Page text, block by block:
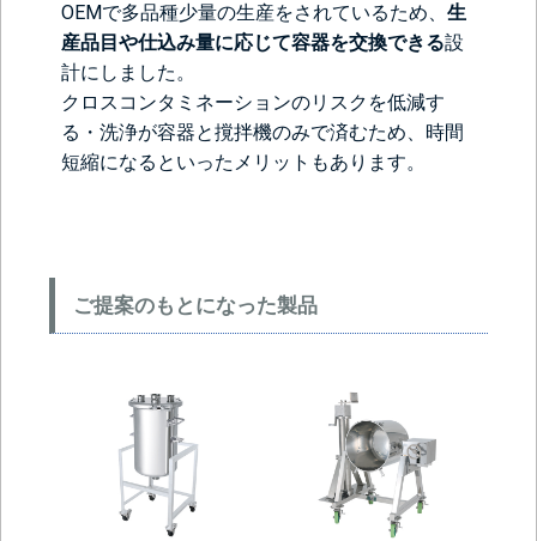
OEMで多品種少量の生産をされているため、 生
産品目や仕込み量に応じて容器を交換できる設
計にしました。
クロスコンタミネーションのリスクを低減す
る・洗浄が容器と撹拌機のみで済むため、時間
短縮になるといったメリットもあります。
ご提案のもとになった製品